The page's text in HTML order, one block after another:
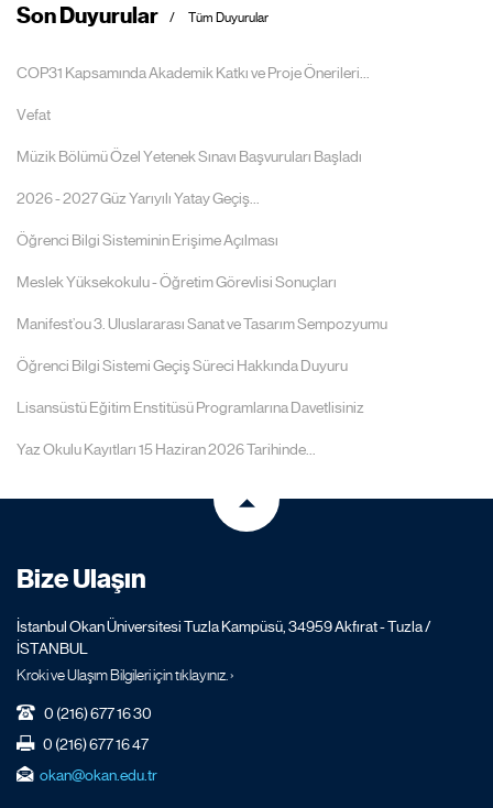
Son Duyurular Tüm Duyurular
COP31 Kapsamında Akademik Katkı ve Proje Önerileri...
Vefat
Müzik Bölümü Özel Yetenek Sınavı Başvuruları Başladı
2026 - 2027 Güz Yarıyılı Yatay Geçiş...
Öğrenci Bilgi Sisteminin Erişime Açılması
Meslek Yüksekokulu - Öğretim Görevlisi Sonuçları
Manifest’ou 3. Uluslararası Sanat ve Tasarım Sempozyumu
Öğrenci Bilgi Sistemi Geçiş Süreci Hakkında Duyuru
Lisansüstü Eğitim Enstitüsü Programlarına Davetlisiniz
Yaz Okulu Kayıtları 15 Haziran 2026 Tarihinde...
Bize Ulaşın
İstanbul Okan Üniversitesi Tuzla Kampüsü, 34959 Akfırat - Tuzla /
İSTANBUL
Kroki ve Ulaşım Bilgileri için tıklayınız. ›
0 (216) 677 16 30
0 (216) 677 16 47
okan@okan.edu.tr